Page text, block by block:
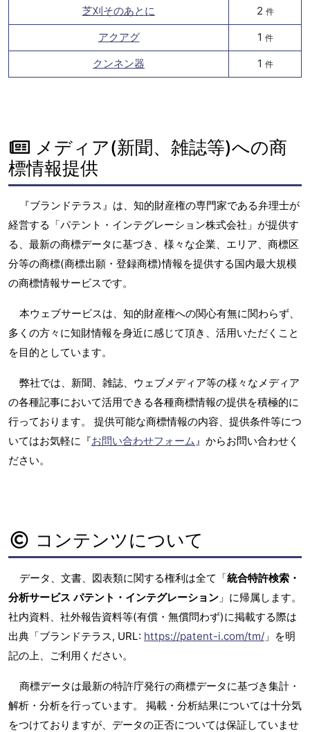
芝刈そのあとに 2 件
アクアグ 1 件
クンネン器 1 件
メディア(新聞、雑誌等)への商
標情報提供
『ブランドテラス』は、知的財産権の専門家である弁理士が
経営する「パテント・インテグレーション株式会社」が提供す
る、最新の商標データに基づき、様々な企業、エリア、商標区
分等の商標(商標出願・登録商標)情報を提供する国内最大規模
の商標情報サービスです。
本ウェブサービスは、知的財産権への関心有無に関わらず、
多くの方々に知財情報を身近に感じて頂き、活用いただくこと
を目的としています。
弊社では、新聞、雑誌、ウェブメディア等の様々なメディア
の各種記事において活用できる各種商標情報の提供を積極的に
行っております。 提供可能な商標情報の内容、提供条件等につ
いてはお気軽に『お問い合わせフォーム』からお問い合わせく
ださい。
コンテンツについて
データ、文書、図表類に関する権利は全て「統合特許検索・
分析サービス パテント・インテグレーション 」に帰属します。
社内資料、社外報告資料等(有償・無償問わず)に掲載する際は
出典「ブランドテラス, URL: https://patent-i.com/tm/ 」を明
記の上、ご利用ください。
商標データは最新の特許庁発行の商標データに基づき集計・
解析・分析を行っています。 掲載・分析結果については十分気
をつけておりますが、データの正否については保証していませ